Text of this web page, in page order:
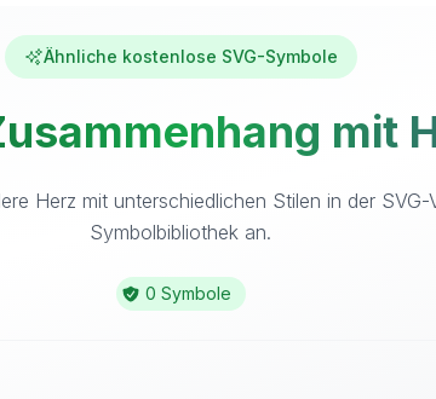
Ähnliche kostenlose SVG-Symbole
mit
Herz mit unterschiedlichen Stilen in der SVG-
Symbolbibliothek an.
0 Symbole